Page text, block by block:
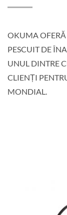
OKUMA OFERĂ
PESCUIT DE
UNUL DINTRE
CLIENȚI
MONDIAL.